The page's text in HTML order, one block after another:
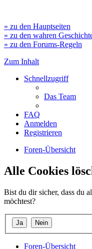
» zu den Hauptseiten
» zu den wahren
» zu den Forums-Regeln
Zum Inhalt
Schnellzugriff
Das Team
FAQ
Anmelden
Registrieren
Foren-Übersicht
Alle Cookies
Bist du dir sicher, dass du
möchtest?
Foren-Übersicht